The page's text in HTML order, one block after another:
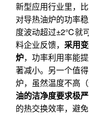
新型应用行业里，
对导热油炉的功率
度波动超过±2℃就
料企业反馈， 采用
炉，功率利用率能
著减小。另一个值
炉，虽然温度不高
油的洁净度要求极严
的热交换效率，避